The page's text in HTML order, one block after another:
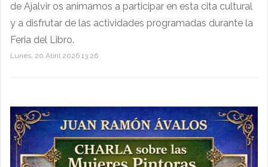
de Ajalvir os animamos a participar en esta cita cultural
y a disfrutar de las actividades programadas durante la
Feria del Libro.
Lunes, 20 Abril 2026 13:26